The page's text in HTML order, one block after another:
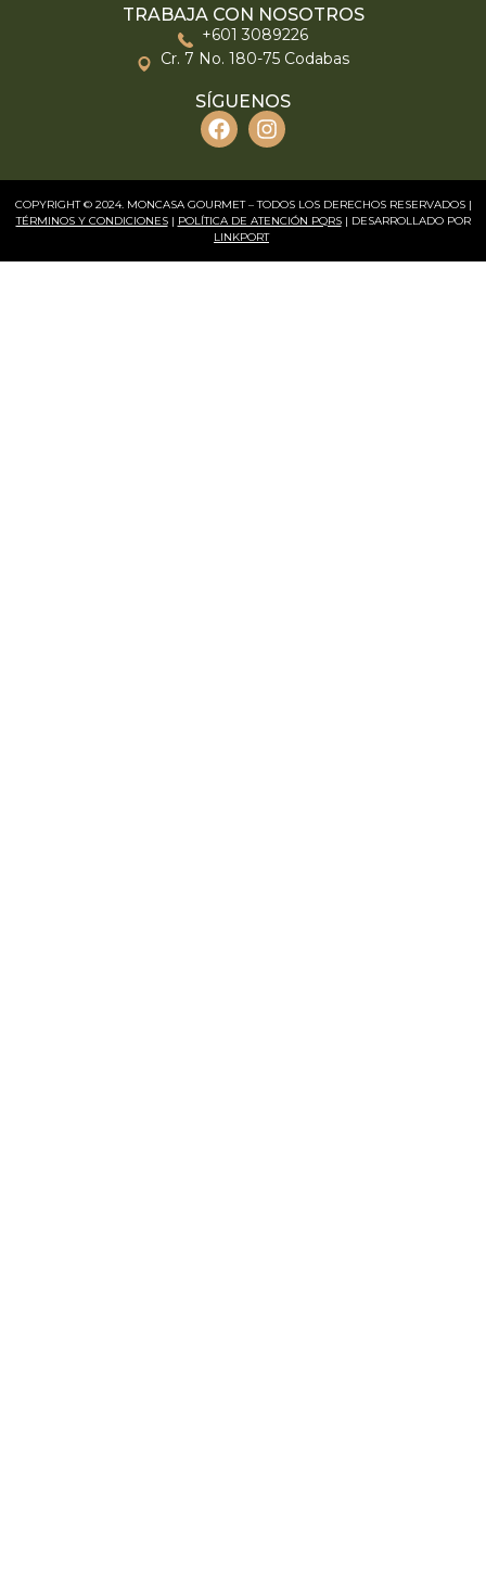
TRABAJA CON NOSOTROS
+601 3089226
Cr. 7 No. 180-75 Codabas
SÍGUENOS
COPYRIGHT © 2024. MONCASA GOURMET – TODOS LOS DERECHOS RESERVADOS |
TÉRMINOS Y CONDICIONES| POLÍTICA DE ATENCIÓN PQRS| DESARROLLADO POR
LINKPORT